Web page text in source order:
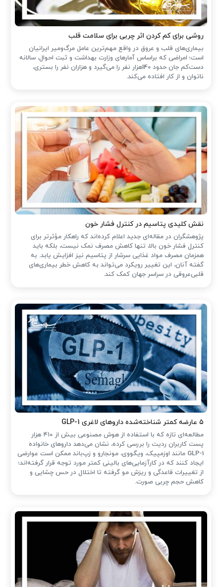
روشی برای کم کردن اثر چربی برای سلامت قلب
بیماری‌های قلب و عروق در واقع مهم‌ترین عامل مرگ‌ومیر ایرانیان
است؛ امراضی که براساس آمارهای وزارت بهداشت و ثبت احوال، سالانه
دست‌کم جان حدود 140هزار نفر را می‌گیرد و هزاران نفر را بستری،
ناتوان و از کار افتاده می‌کند.
نقش کلیدی پتاسیم در کنترل فشار خون
پژوهشگران در مقاله‌ای جدید اعلام کرده‌اند که راهکار مؤثرتر برای
کنترل فشار خون بالا، تنها کاهش مصرف نمک نیست، بلکه باید
همزمان مصرف مواد غذایی سرشار از پتاسیم نیز افزایش یابد. به
گفته آنان، این تغییر رویکرد می‌تواند به کاهش خطر بیماری‌های
قلبی‌عروقی در سراسر جهان کمک کند.
۵ عارضه کمتر شناخته‌شده داروهای لاغری GLP-1
مطالعه‌ای تازه که با استفاده از هوش مصنوعی بیش از ۴۱۰ هزار
پست کاربران ردیت را بررسی کرده، نشان می‌دهد داروهای خانواده
GLP-1 مانند اوزمپیک، ویگووی، مونجارو و زپ‌باند ممکن است عوارضی
ایجاد کنند که در کارآزمایی‌های بالینی کمتر مورد توجه قرار گرفته‌اند؛
از تغییرات قاعدگی و ریزش مو گرفته تا اختلال در حس چشایی و
کاهش حجم چربی صورت.